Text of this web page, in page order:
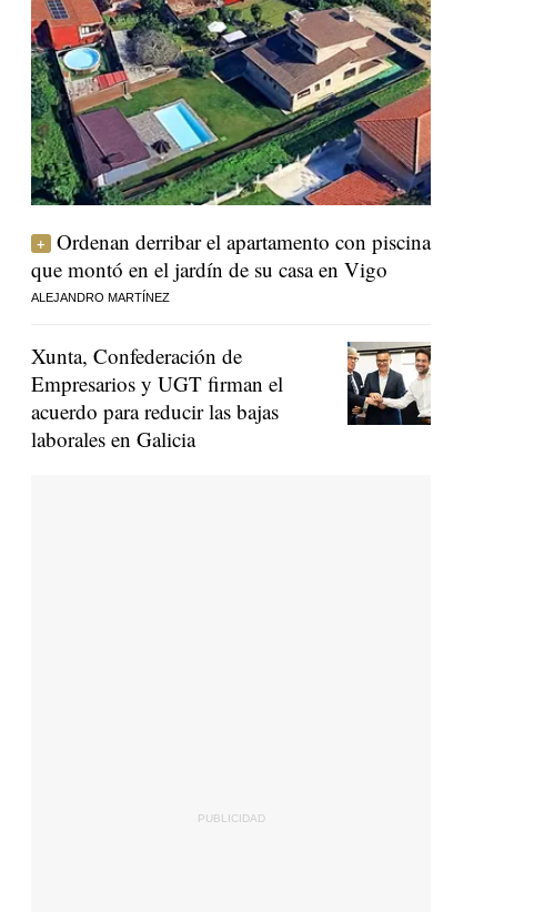
Ordenan derribar el apartamento con piscina
que montó en el jardín de su casa en Vigo
ALEJANDRO MARTÍNEZ
Xunta, Confederación de
Empresarios y UGT firman el
acuerdo para reducir las bajas
laborales en Galicia